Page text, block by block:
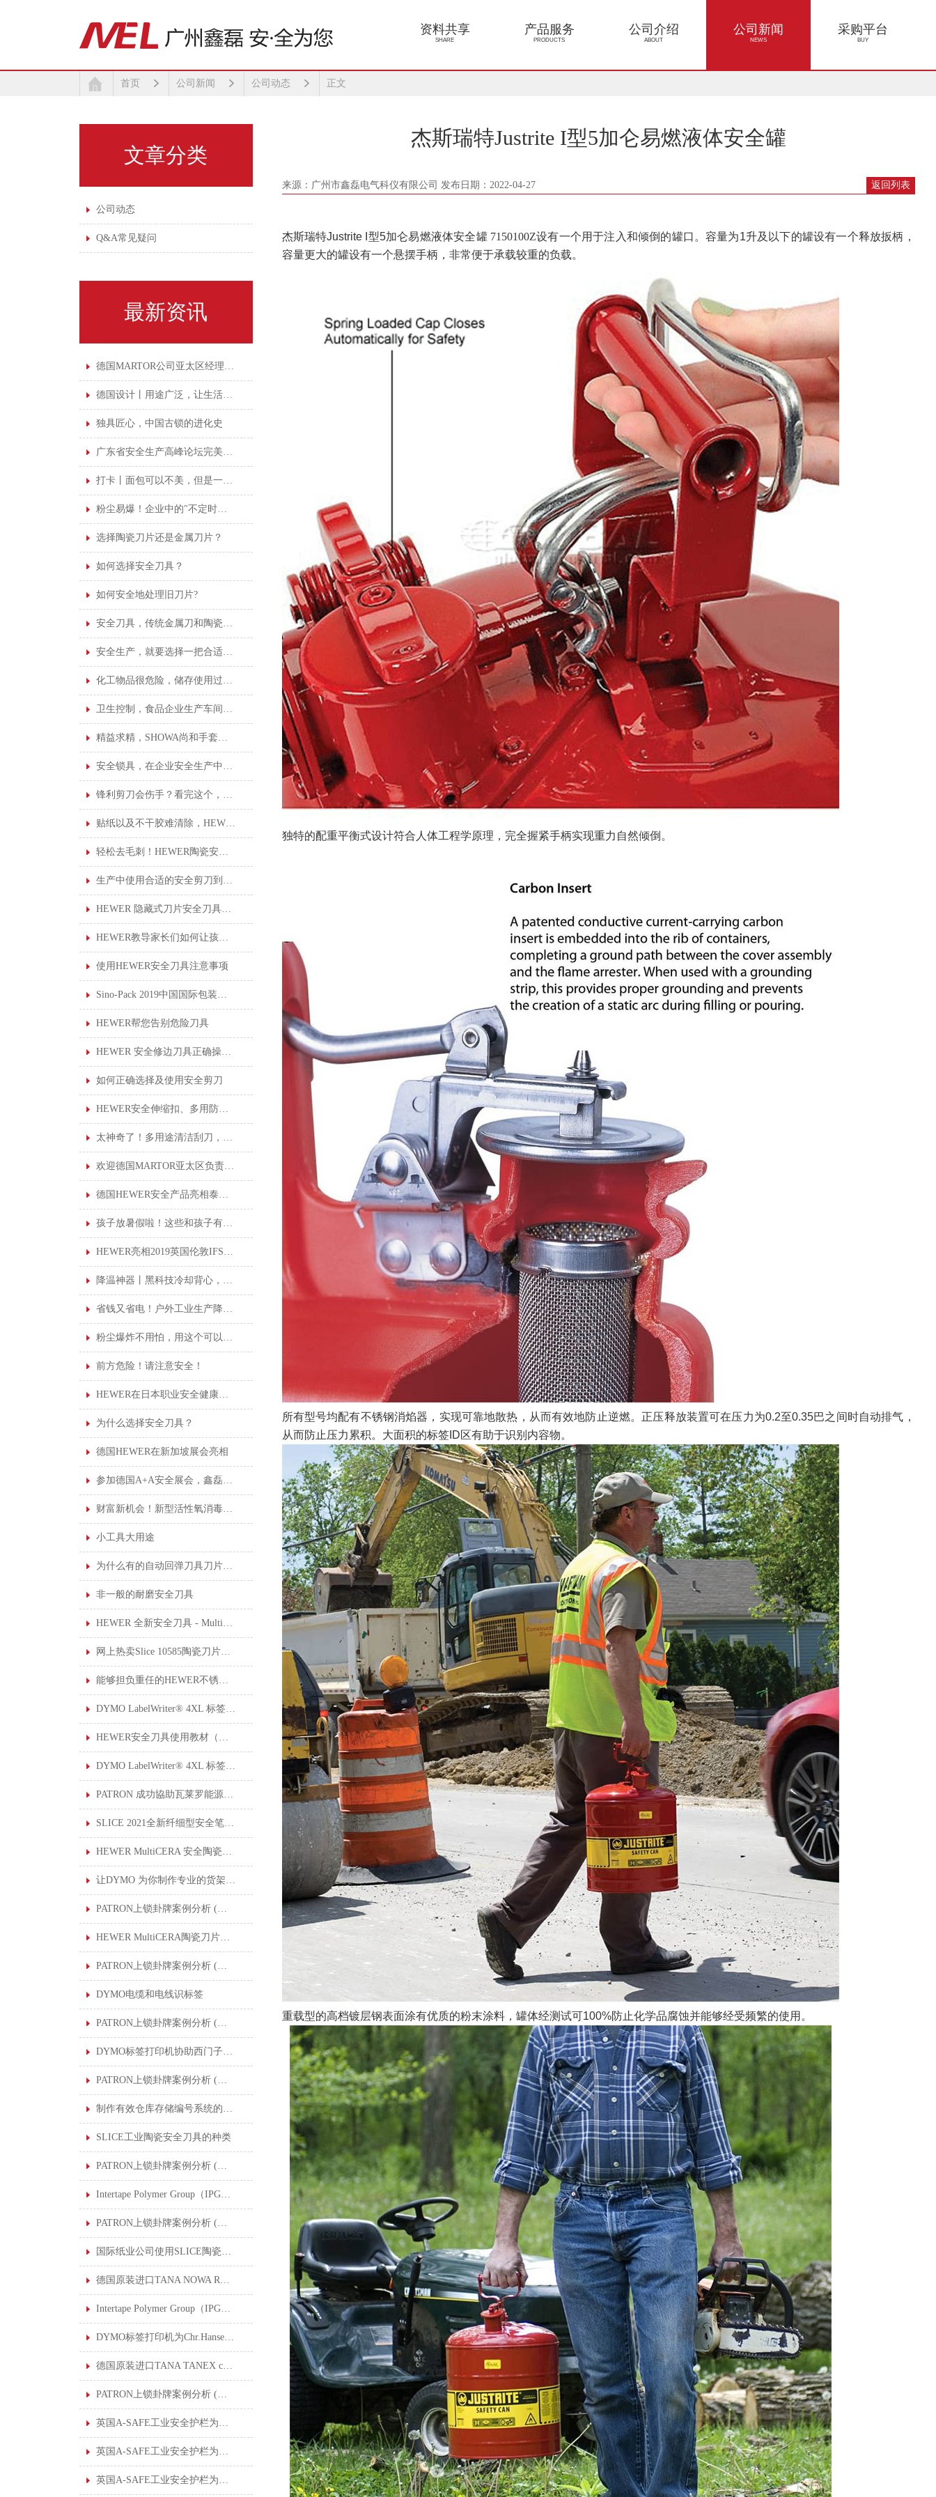
资料共享
SHARE
产品服务
PRODUCTS
公司介绍
ABOUT
公司新闻
NEWS
采购平台
BUY
首页 公司新闻 公司动态 正文
文章分类
公司动态
Q&A常见疑问
最新资讯
德国MARTOR公司亚太区经理亲临广州鑫磊培训
德国设计丨用途广泛，让生活更"剪"单
独具匠心，中国古锁的进化史
广东省安全生产高峰论坛完美落幕，安全意识永不落幕
打卡丨面包可以不美，但是一定要干净
粉尘易爆！企业中的"不定时炸弹"！
选择陶瓷刀片还是金属刀片？
如何选择安全刀具？
如何安全地处理旧刀片?
安全刀具，传统金属刀和陶瓷刀该如何抉择！
安全生产，就要选择一把合适的安全刀具
化工物品很危险，储存使用过程很重要！
卫生控制，食品企业生产车间的基本卫生标准！
精益求精，SHOWA尚和手套给您更好的操作保护
安全锁具，在企业安全生产中占着不可或缺的地位
锋利剪刀会伤手？看完这个，你就不会这样想了
贴纸以及不干胶难清除，HEWER清洁刮刀安全刀具就能轻松搞定！
轻松去毛刺！HEWER陶瓷安全修边刀您了解吗？
生产中使用合适的安全剪刀到底有多重要？看完这个就知道了
HEWER 隐藏式刀片安全刀具的优点
HEWER教导家长们如何让孩子使用安全剪刀
使用HEWER安全刀具注意事项
Sino-Pack 2019中国国际包装展会，德国HEWER新产品首亮相
HEWER帮您告别危险刀具
HEWER 安全修边刀具正确操作说明
如何正确选择及使用安全剪刀
HEWER安全伸缩扣、多用防丢伸缩扣
太神奇了！多用途清洁刮刀，轻松刮走黏胶垢
欢迎德国MARTOR亚太区负责人莅临我司进行产品培训
德国HEWER安全产品亮相泰国职业安全健康会议，为泰国企业提供一站式服务！
孩子放暑假啦！这些和孩子有关的“安全贴士”你知道吗？
HEWER亮相2019英国伦敦IFSEC安防展览会
降温神器丨黑科技冷却背心，高温作业可持续凉爽
省钱又省电！户外工业生产降温加水凉风机！
粉尘爆炸不用怕，用这个可以安心上班！
前方危险！请注意安全！
HEWER在日本职业安全健康展览会
为什么选择安全刀具？
德国HEWER在新加坡展会亮相
参加德国A+A安全展会，鑫磊受益良多
财富新机会！新型活性氧消毒剂诚邀您的加盟。
小工具大用途
为什么有的自动回弹刀具刀片伸出来的长度设计可调节？
非一般的耐磨安全刀具
HEWER 全新安全刀具 - MultiSAFE HK-2200
网上热卖Slice 10585陶瓷刀片安全小刀
能够担负重任的HEWER不锈钢厨房剪刀
DYMO LabelWriter® 4XL 标签打印机
HEWER安全刀具使用教材（一）: 使用安全刀具的 6 个安全提示
DYMO LabelWriter® 4XL 标签打印机于工作环境中的应用
PATRON 成功協助瓦莱罗能源公司制定上锁挂牌系统
SLICE 2021全新纤细型安全笔刀10475和10476现已上架。
HEWER MultiCERA 安全陶瓷修边刀
让DYMO 为你制作专业的货架标签
PATRON上锁卦牌案例分析 (一) : 清洁印刷机滚筒
HEWER MultiCERA陶瓷刀片提高了各行业的切割应用
PATRON上锁卦牌案例分析 (二) : 生产汽车零部件中进行润滑作业的机器人
DYMO电缆和电线识标签
PATRON上锁卦牌案例分析 (二) : 生产汽车零部件中进行润滑作业的机器人
DYMO标签打印机协助西门子在全球工厂制作标准化标签
PATRON上锁卦牌案例分析 (三) : 更换氮压容器密封件
制作有效仓库存储编号系统的DYMO条形码
SLICE工业陶瓷安全刀具的种类
PATRON上锁卦牌案例分析 (四) : 多个能量控制程序
Intertape Polymer Group（IPG）公司使用SLICE陶瓷刀片安全刀具后，创30年来理想的安全记录
PATRON上锁卦牌案例分析 (五) : 酸水管道修复
国际纸业公司使用SLICE陶瓷刀片安全刀具打造公司的安全文化
德国原装进口TANA NOWA RHE 720特耐工业用烟渍泡膜清洁剂
Intertape Polymer Group（IPG）公司使用SLICE陶瓷刀片安全刀具后，创30年来理想的安全记录
DYMO标签打印机为Chr.Hansen标签数字化转型
德国原装进口TANA TANEX ceram 特耐工业用陶瓷砖专用清洁剂
PATRON上锁卦牌案例分析 (六) : 钢厂准备挤压车维修
英国A-SAFE工业安全护栏为大型仓库创建安全工作环境
英国A-SAFE工业安全护栏为雀巢食品公司解决安全隔离及控制行人流量的问题
英国A-SAFE工业安全护栏为日本丰田汽车制造厂制定行人保护解决方案
杰斯瑞特Justrite I型5加仑易燃液体安全罐
来源：广州市鑫磊电气科仪有限公司 发布日期：2022-04-27 返回列表
杰斯瑞特Justrite I 型5加仑易燃液体安全罐 7150100Z设有一个用于注入和倾倒的罐口。容量为1升及以下的罐设有一个释放扳柄，
容量更大的罐设有一个悬摆手柄，非常便于承载较重的负载。
独特的配重平衡式设计符合人体工程学原理，完全握紧手柄实现重力自然倾倒。
所有型号均配有不锈钢消焰器，实现可靠地散热，从而有效地防止逆燃。正压释放装置可在压力为0.2至0.35巴之间时自动排气，
从而防止压力累积。大面积的标签ID区有助于识别内容物。
重载型的高档镀层钢表面涂有优质的粉末涂料，罐体经测试可100%防止化学品腐蚀并能够经受频繁的使用。